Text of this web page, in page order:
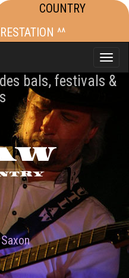
COUNTRY
^^
Toggle
bals, festivals &